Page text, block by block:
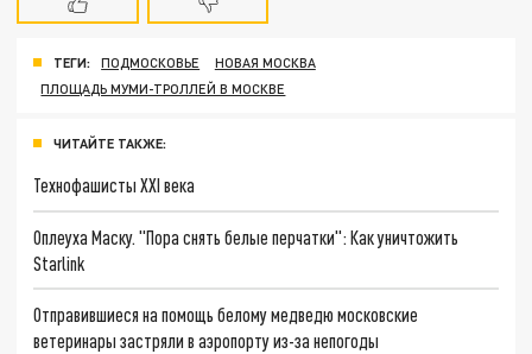
ТЕГИ: ПОДМОСКОВЬЕ
НОВАЯ МОСКВА
ПЛОЩАДЬ МУМИ-ТРОЛЛЕЙ В МОСКВЕ
ЧИТАЙТЕ ТАКЖЕ:
Технофашисты XXI века
Оплеуха Маску. "Пора снять белые перчатки": Как уничтожить
Starlink
Отправившиеся на помощь белому медведю московские
ветеринары застряли в аэропорту из-за непогоды